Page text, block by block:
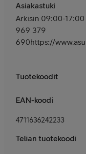
Asiakastuki
Arkisin 09:00-17:00
969 379
690https://
Tuotekoodit
EAN-koodi
4711636242233
Telian tuotekoodi